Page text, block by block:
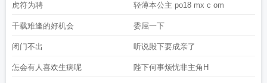
虎符为聘 轻薄本公主 po18 mx c om
千载难逢的好机会 委屈一下
闭门不出 听说殿下要成亲了
怎会有人喜欢生病呢 陛下何事烦忧非主角H